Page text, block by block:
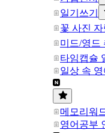
일기쓰기
꽃 사진 자
미드/영드
타임캡슐
일상 속
메모리워
영어공부